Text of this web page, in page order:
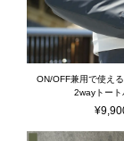
ON/OFF兼用で使え
2wayトート
¥